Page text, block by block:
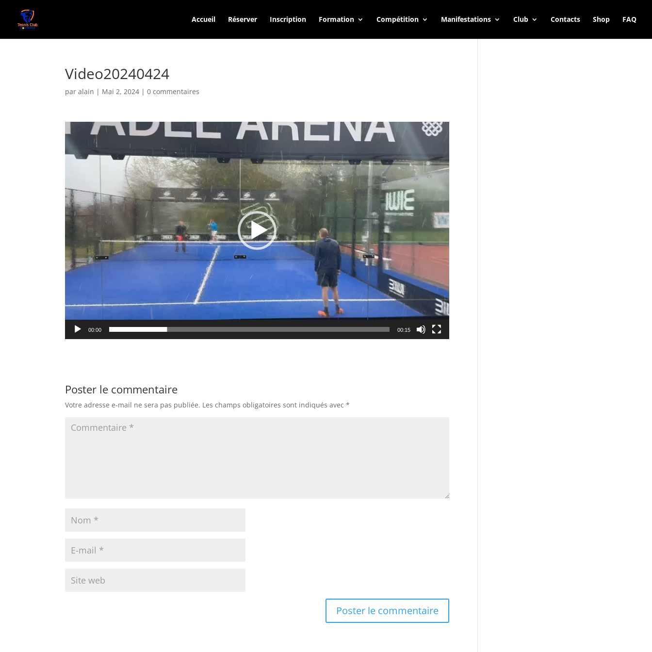
Accueil Réserver Inscription Formation Compétition Manifestations Club Contacts Shop FAQ
Video20240424
paralain | Mai 2, 2024 |0 commentaires
vidéo
00:00 00:15
Poster le commentaire
Votre adresse e-mail ne sera pas publiée. Les champs obligatoires sont indiqués avec*